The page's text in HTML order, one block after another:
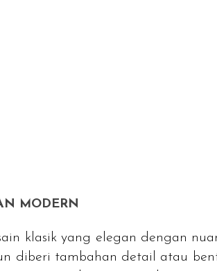
MODERN
klasik yang elegan dengan
diberi tambahan detail atau